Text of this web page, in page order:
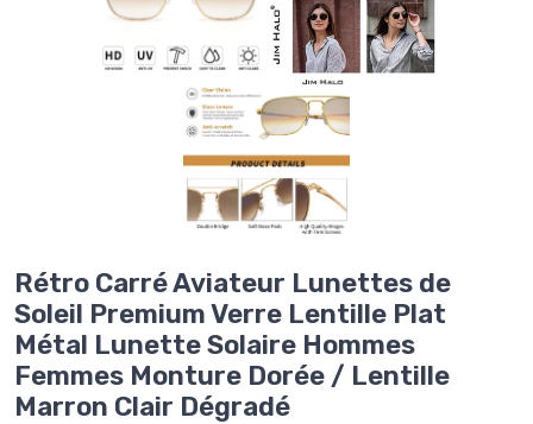
Rétro Carré Aviateur Lunettes de
Soleil Premium Verre Lentille Plat
Métal Lunette Solaire Hommes
Femmes Monture Dorée / Lentille
Marron Clair Dégradé